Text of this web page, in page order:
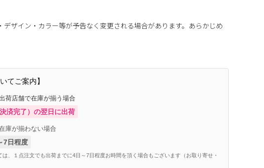
ザイン・カラー等が予告なく変更される場合があります。あらかじめ
てご案内】
荷店舗で在庫が揃う場合
済完了）の翌日に出荷
庫が揃わない場合
7日程度
、１点注文でも出荷までに4日～7日程度お時間を頂く場合もございます（お取り寄せ・